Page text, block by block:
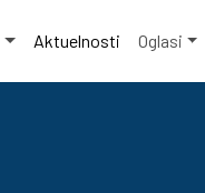
Aktuelnosti Oglasi